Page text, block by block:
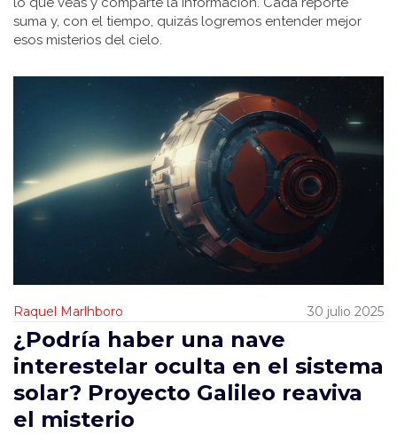
suma y, con el tiempo, quizás logremos entender mejor
esos misterios del cielo.
Raquel Marlhboro 30 julio 2025
¿Podría haber una nave
interestelar oculta en el sistema
solar? Proyecto Galileo reaviva
el misterio